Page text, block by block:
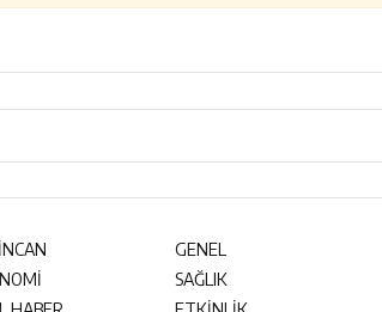
GENEL
SAĞLIK